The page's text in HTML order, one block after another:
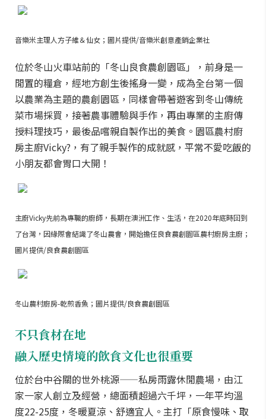
音樂米主理人方子維＆仙女；圖片提供/音樂米創意產銷企業社
位於冬山火車站前的「冬山良食農創園區」，前身是一
閒置的糧倉，經地方創生後搖身一變，成為全台第一個
以農業為主題的農創園區，同樣會帶著遊客到冬山傳統
菜市場採買，接著農事體驗與手作，再由專業的主廚傳
授料理技巧，最後品嚐親自製作出的美食。園區農村廚
房主廚Vicky?，有了親手製作的成就感，平常不愛吃飯的
小朋友都會胃口大開！
主廚Vicky先前為專職的廚師，長期在澳洲工作、生活，在2020年底時回到
了台灣，因緣際會結識了冬山農會，開始擔任良食農創園區農村廚房主廚；
圖片提供/良食農創園區
冬山農村廚房-乾煎香魚；圖片提供/良食農創園區
不只食材在地
融入歷史情境的飲食文化也很重要
位於台中谷關的世外桃源——私房雨露休閒農場，由江
家一家人創立及經營，總面積超過六千坪，一年平均溫
度22-25度，冬暖夏涼、舒適宜人。主打「原食慢味、取